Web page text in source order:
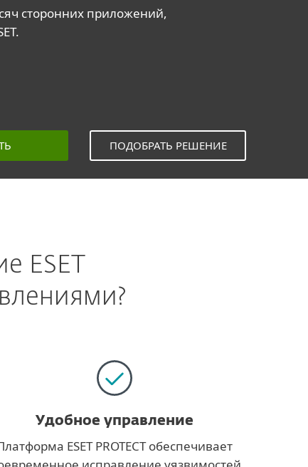
сторонних приложений,
ПОДОБРАТЬ РЕШЕНИЕ
ESET
Удобное управление
ESET PROTECT обеспечивает